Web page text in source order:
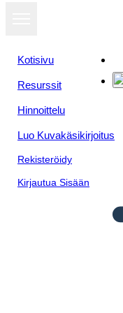
Kotisivu
Resurssit
Hinnoittelu
Luo Kuvakäsikirjoitus
Rekisteröidy
Kirjautua Sisään
Näytä
diaesityksenä